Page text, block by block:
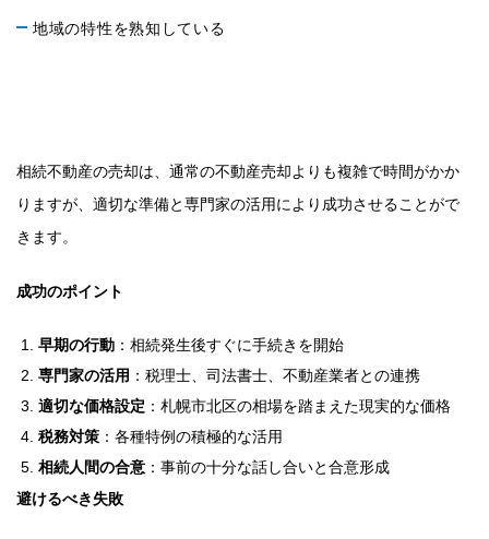
地域の特性を熟知している
相続不動産の売却は、通常の不動産売却よりも複雑で時間がかか
りますが、適切な準備と専門家の活用により成功させることがで
きます。
成功のポイント
早期の行動 ：相続発生後すぐに手続きを開始
専門家の活用 ：税理士、司法書士、不動産業者との連携
適切な価格設定 ：札幌市北区の相場を踏まえた現実的な価格
税務対策 ：各種特例の積極的な活用
相続人間の合意 ：事前の十分な話し合いと合意形成
避けるべき失敗